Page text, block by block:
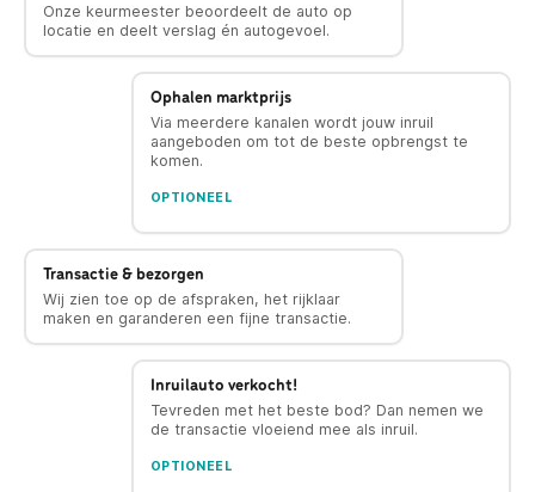
Onze keurmeester beoordeelt de auto op
locatie en deelt verslag én autogevoel.
Ophalen marktprijs
Via meerdere kanalen wordt jouw inruil
aangeboden om tot de beste opbrengst te
komen.
OPTIONEEL
Transactie & bezorgen
Wij zien toe op de afspraken, het rijklaar
maken en garanderen een fijne transactie.
Inruilauto verkocht!
Tevreden met het beste bod? Dan nemen we
de transactie vloeiend mee als inruil.
OPTIONEEL